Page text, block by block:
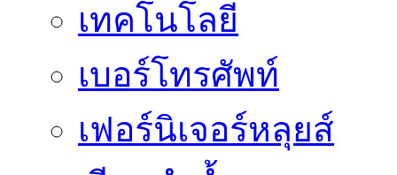
เทคโนโลยี
เบอร์โทรศัพท์
เฟอร์นิเจอร์หลุยส์